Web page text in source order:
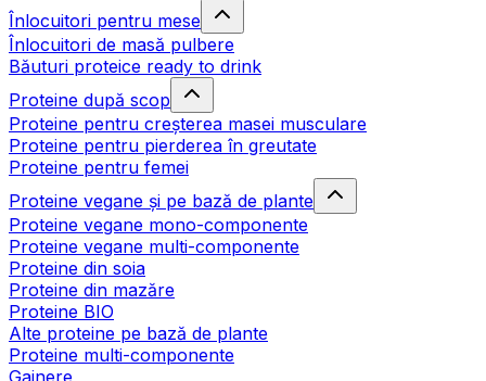
Înlocuitori pentru mese
Înlocuitori de masă pulbere
Băuturi proteice ready to drink
Proteine după scop
Proteine pentru creșterea masei musculare
Proteine pentru pierderea în greutate
Proteine pentru femei
Proteine vegane și pe bază de plante
Proteine vegane mono-componente
Proteine vegane multi-componente
Proteine din soia
Proteine din mazăre
Proteine BIO
Alte proteine pe bază de plante
Proteine multi-componente